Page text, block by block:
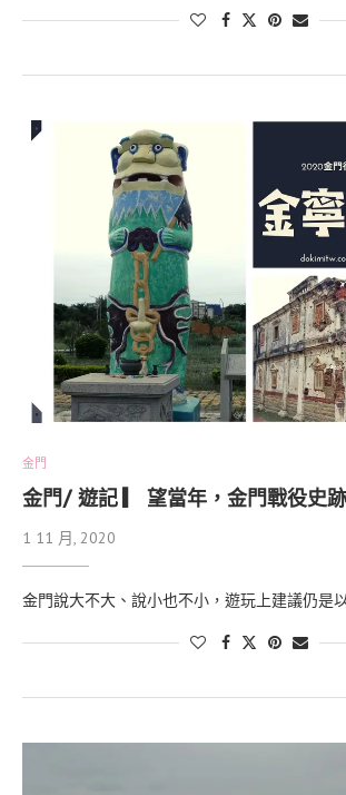
金門
金門/ 遊記 ▎ 望當年，金門戰役史
1 11 月, 2020
金門說大不大、說小也不小，遊玩上建議仍是